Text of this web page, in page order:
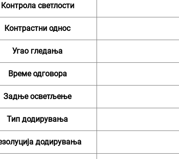
Контрола светлости
Контрастни однос
Угао гледања
Време одговора
Задње осветљење
Тип додирувања
додирувања